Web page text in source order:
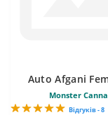
Auto Afgani
Monster
Відгуків - 8